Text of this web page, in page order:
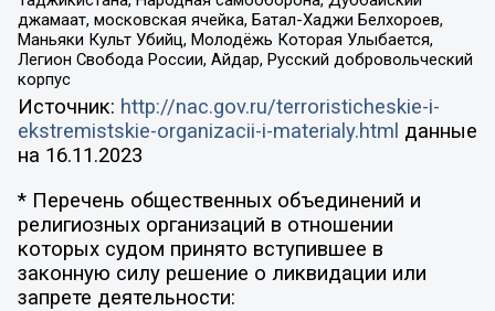
джамаат, московская ячейка, Батал-Хаджи Белхороев,
Маньяки Культ Убийц, Молодёжь Которая Улыбается,
Легион Свобода России, Айдар, Русский добровольческий
корпус
Источник: http://nac.gov.ru/terroristicheskie-i-
ekstremistskie-organizacii-i-materialy.html данные
на 16.11.2023
* Перечень общественных объединений и
религиозных организаций в отношении
которых судом принято вступившее в
законную силу решение о ликвидации или
запрете деятельности: